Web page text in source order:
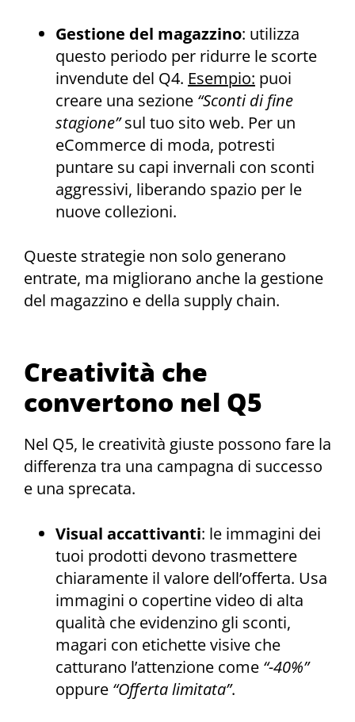
Gestione del magazzino: utilizza
questo periodo per ridurre le scorte
invendute del Q4. Esempio: puoi
creare una sezione “Sconti di fine
stagione”sul tuo sito web. Per un
eCommerce di moda, potresti
puntare su capi invernali con sconti
aggressivi, liberando spazio per le
nuove collezioni.
Queste strategie non solo generano
entrate, ma migliorano anche la gestione
del magazzino e della supply chain.
Creatività che
convertono nel Q5
Nel Q5, le creatività giuste possono fare la
differenza tra una campagna di successo
e una sprecata.
Visual accattivanti: le immagini dei
tuoi prodotti devono trasmettere
chiaramente il valore dell’offerta. Usa
immagini o copertine video di alta
qualità che evidenzino gli sconti,
magari con etichette visive che
catturano l’attenzione come “-40%”
oppure “Offerta limitata”.